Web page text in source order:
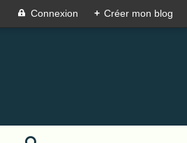
Connexion + Créer mon blog